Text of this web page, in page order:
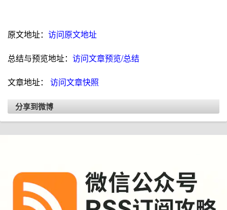
原文地址： 访问原文地址
总结与预览地址： 访问文章预览/总结
文章地址： 访问文章快照
分享到微博